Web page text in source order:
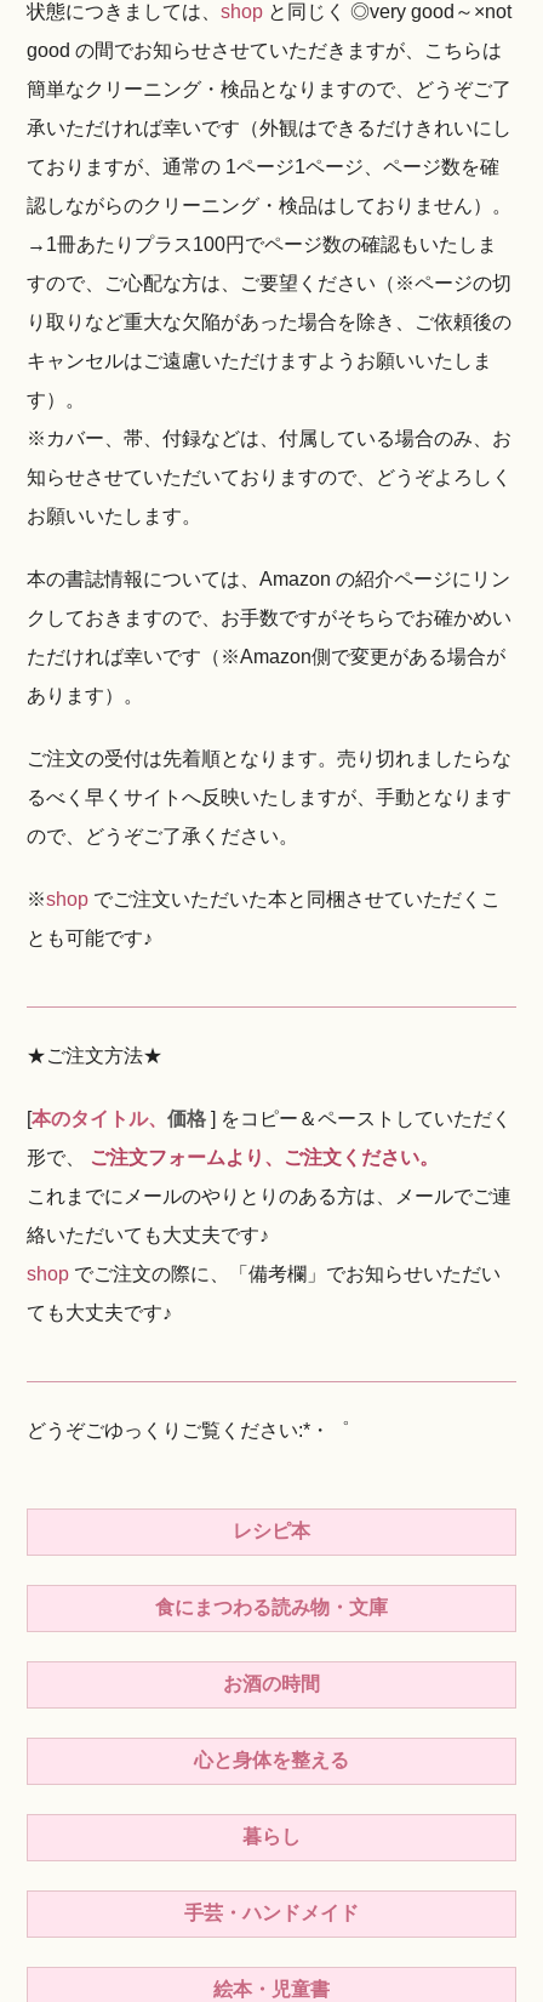
状態につきましては、shop と同じく ◎very good～×not
good の間でお知らせさせていただきますが、こちらは
簡単なクリーニング・検品となりますので、どうぞご了
承いただければ幸いです（外観はできるだけきれいにし
ておりますが、通常の 1ページ1ページ、ページ数を確
認しながらのクリーニング・検品はしておりません）。
→1冊あたりプラス100円でページ数の確認もいたしま
すので、ご心配な方は、ご要望ください（※ページの切
り取りなど重大な欠陥があった場合を除き、ご依頼後の
キャンセルはご遠慮いただけますようお願いいたしま
す）。
※カバー、帯、付録などは、付属している場合のみ、お
知らせさせていただいておりますので、どうぞよろしく
お願いいたします。
本の書誌情報については、Amazon の紹介ページにリン
クしておきますので、お手数ですがそちらでお確かめい
ただければ幸いです（※Amazon側で変更がある場合が
あります）。
ご注文の受付は先着順となります。売り切れましたらな
るべく早くサイトへ反映いたしますが、手動となります
ので、どうぞご了承ください。
※shop でご注文いただいた本と同梱させていただくこ
とも可能です♪
★ご注文方法★
[本のタイトル、価格 ] をコピー＆ペーストしていただく
形で、
ご注文フォームより、ご注文ください。
これまでにメールのやりとりのある方は、メールでご連
絡いただいても大丈夫です♪
shop でご注文の際に、「備考欄」でお知らせいただい
ても大丈夫です♪
どうぞごゆっくりご覧ください:*・゜
レシピ本
食にまつわる読み物・文庫
お酒の時間
心と身体を整える
暮らし
手芸・ハンドメイド
絵本・児童書